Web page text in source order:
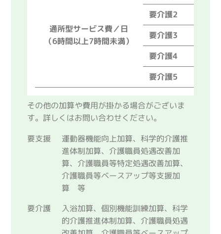
通所型サービス費／日
（6時間以上7時間未満）
要介護2
要介護3
要介護4
要介護5
その他の加算や費用が掛かる場合がございま
す。詳しくはお問い合わせください。
要支援
運動器機能向上加算、科学的介護推
進体制加算、介護職員処遇改善加
算、介護職員等特定処遇改善加算、
介護職員等ベースアップ等支援加
算 等
要介護
入浴加算、個別機能訓練加算、科学
的介護推進体制加算、介護職員処遇